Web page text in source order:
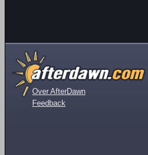
Over AfterDawn
Feedback